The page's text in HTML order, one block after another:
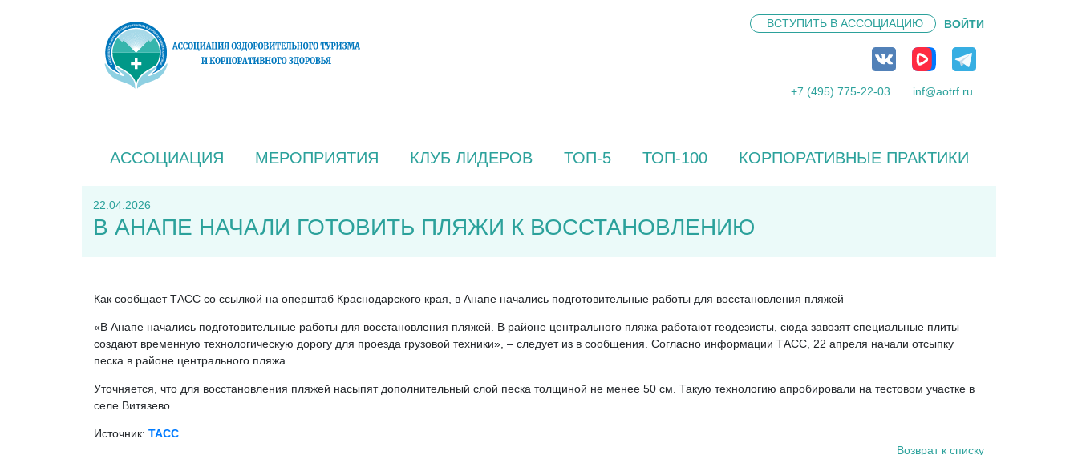
ВСТУПИТЬ В АССОЦИАЦИЮ ВОЙТИ
+7 (495) 775-22-03 inf@aotrf.ru
АССОЦИАЦИЯ МЕРОПРИЯТИЯ КЛУБ ЛИДЕРОВ ТОП-5 ТОП-100 КОРПОРАТИВНЫЕ ПРАКТИКИ
22.04.2026
В АНАПЕ НАЧАЛИ ГОТОВИТЬ ПЛЯЖИ К ВОССТАНОВЛЕНИЮ
Как сообщает ТАСС со ссылкой на оперштаб Краснодарского края, в Анапе начались подготовительные работы для восстановления пляжей
«В Анапе начались подготовительные работы для восстановления пляжей. В районе центрального пляжа работают геодезисты, сюда завозят специальные плиты –
создают временную технологическую дорогу для проезда грузовой техники», – следует из в сообщения. Согласно информации ТАСС, 22 апреля начали отсыпку
песка в районе центрального пляжа.
Уточняется, что для восстановления пляжей насыпят дополнительный слой песка толщиной не менее 50 см. Такую технологию апробировали на тестовом участке в
селе Витязево.
Источник: ТАСС
Возврат к списку